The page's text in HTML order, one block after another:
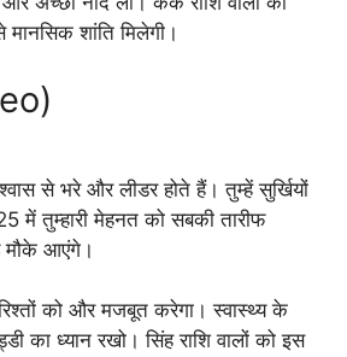
शांति मिलेगी।
से भरे और लीडर होते हैं। तुम्हें सुर्खियों
में तुम्हारी मेहनत को सबकी तारीफ
मौके आएंगे।
रिश्तों को और मजबूत करेगा। स्वास्थ्य के
का ध्यान रखो। सिंह राशि वालों को इस